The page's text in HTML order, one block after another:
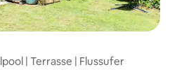
| Terrasse | Flussufer